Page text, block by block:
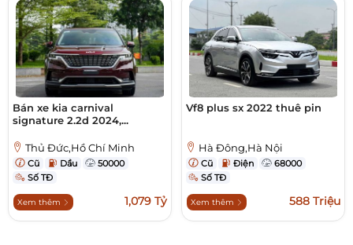
Bán xe kia carnival
signature 2.2d 2024,...
Thủ Đức,Hồ Chí Minh
Cũ Dầu
50000
Số TĐ
Xem thêm 1,079 Tỷ
Vf8 plus sx 2022 thuê pin
Hà Đông,Hà Nội
Cũ Điện
68000
Số TĐ
Xem thêm 588 Triệu